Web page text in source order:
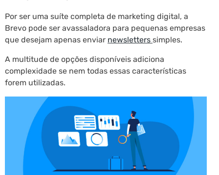
Por ser uma suíte completa de marketing digital, a
Brevo pode ser avassaladora para pequenas empresas
que desejam apenas enviar newsletters simples.
A multitude de opções disponíveis adiciona
complexidade se nem todas essas características
forem utilizadas.